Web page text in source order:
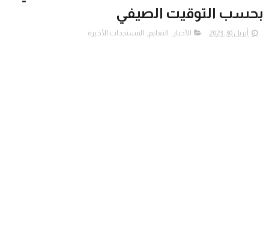
بحسب التوقيت الصيفي
أبريل 30, 2023 الأخبار , التعليم, المستجدات الأخيرة